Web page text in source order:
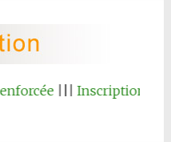
||| Inscription au